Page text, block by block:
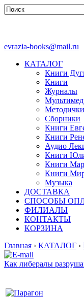
evrazia-books@mail.ru
КАТАЛОГ
Книги
Книги
Журналы
Методички
Сборники
Книги
Книги
Аудио
Книги
Книги
Книги
Музыка
ДОСТАВКА
СПОСОБЫ
ФИЛИАЛЫ
КОНТАКТЫ
КОРЗИНА
Главная › КАТАЛОГ ›
Как либералы